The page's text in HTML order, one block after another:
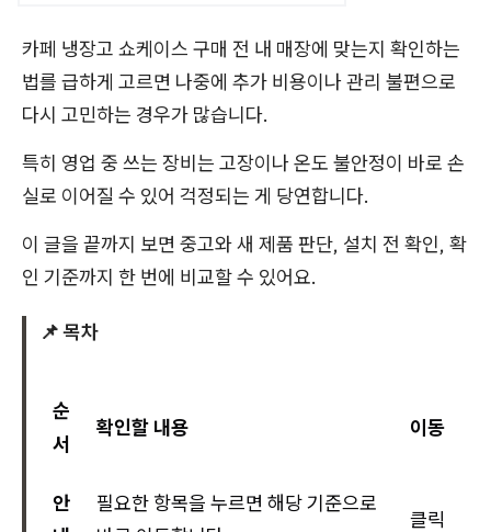
카페 냉장고 쇼케이스 구매 전 내 매장에 맞는지 확인하는
법를 급하게 고르면 나중에 추가 비용이나 관리 불편으로
다시 고민하는 경우가 많습니다.
특히 영업 중 쓰는 장비는 고장이나 온도 불안정이 바로 손
실로 이어질 수 있어 걱정되는 게 당연합니다.
이 글을 끝까지 보면 중고와 새 제품 판단, 설치 전 확인, 확
인 기준까지 한 번에 비교할 수 있어요.
📌 목차
순
서
확인할 내용 이동
안
필요한 항목을 누르면 해당 기준으로
클릭